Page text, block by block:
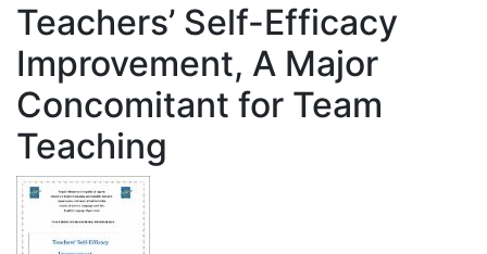
Teachers’ Self-Efficacy
Improvement, A Major
Concomitant for Team
Teaching